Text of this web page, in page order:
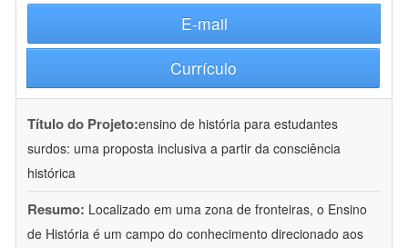
E-mail
Currículo
Título do Projeto:ensino de história para estudantes
surdos: uma proposta inclusiva a partir da consciência
histórica
Resumo: Localizado em uma zona de fronteiras, o Ensino
de História é um campo do conhecimento direcionado aos